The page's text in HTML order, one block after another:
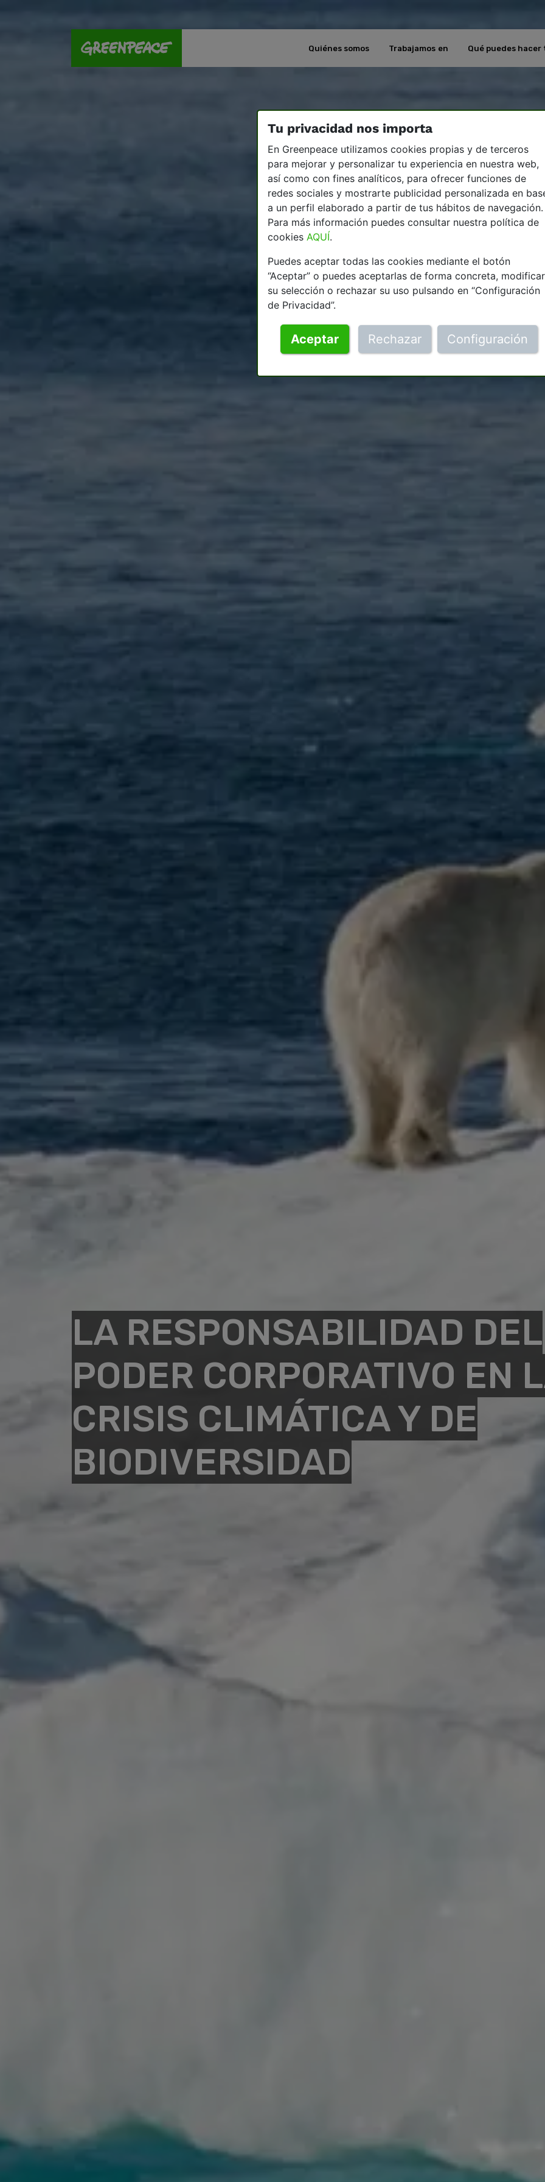
Quiénes somos Trabajamos en Qué puedes hacer
LA RESPONSABILIDAD DEL
PODER CORPORATIVO EN
CRISIS CLIMÁTICA Y DE
BIODIVERSIDAD
Tu privacidad nos importa
En Greenpeace utilizamos cookies propias y de terceros
para mejorar y personalizar tu experiencia en nuestra web,
así como con fines analíticos, para ofrecer funciones de
redes sociales y mostrarte publicidad personalizada en
a un perfil elaborado a partir de tus hábitos de navegación.
Para más información puedes consultar nuestra política de
cookies AQUÍ.
Puedes aceptar todas las cookies mediante el botón
“Aceptar” o puedes aceptarlas de forma concreta, modificar
su selección o rechazar su uso pulsando en “Configuración
de Privacidad”.
Aceptar Rechazar Configuración